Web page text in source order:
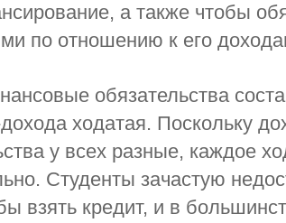
а также чтобы
по отношению к его
обязательства
ходатая. Поскольку
у всех разные, каждое
Студенты зачастую
взять кредит, и в